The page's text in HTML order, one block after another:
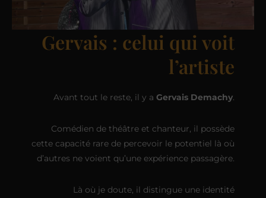
Gervais : celui qui voit
l’artiste
Avant tout le reste, il y aGervais Demachy.
Comédien de théâtre et chanteur, il possède
cette capacité rare de percevoir le potentiel là où
d’autres ne voient qu’une expérience passagère.
Là où je doute, il distingue une identité